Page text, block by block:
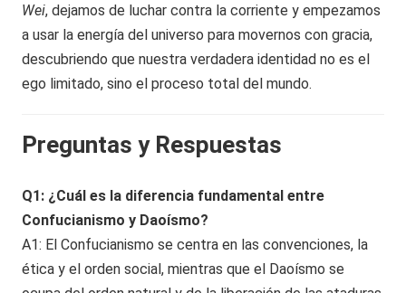
Wei, dejamos de luchar contra la corriente y empezamos
a usar la energía del universo para movernos con gracia,
descubriendo que nuestra verdadera identidad no es el
ego limitado, sino el proceso total del mundo.
Preguntas y Respuestas
Q1: ¿Cuál es la diferencia fundamental entre
Confucianismo y Daoísmo?
A1: El Confucianismo se centra en las convenciones, la
ética y el orden social, mientras que el Daoísmo se